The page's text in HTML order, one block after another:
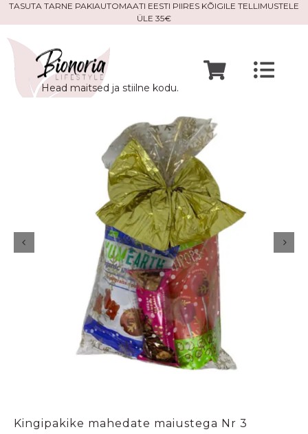
Skip
to
content
TASUTA TARNE PAKIAUTOMAATI EESTI PIIRES KÕIGILE TELLIMUSTELE
ÜLE 35€
Head maitsed ja stiilne kodu.
Kontakt
Kingipakike mahedate maiustega Nr 3